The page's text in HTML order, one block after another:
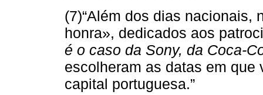
(7)“Além dos dias nacionais,
honra», dedicados aos
é o caso da Sony, da Coca-
escolheram as datas em
capital portuguesa.”